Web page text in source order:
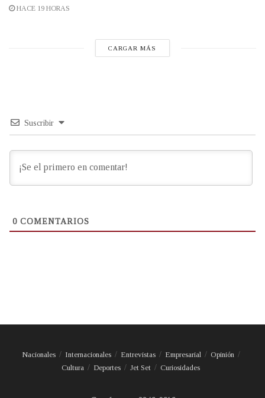
HACE 19 HORAS
CARGAR MÁS
Suscribir
0 COMENTARIOS
Nacionales Internacionales Entrevistas Empresarial
Opinión
Cultura
Deportes Jet Set Curiosidades